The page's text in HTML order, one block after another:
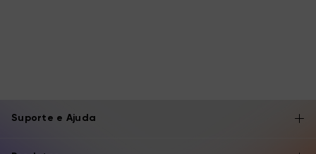
Suporte e Ajuda